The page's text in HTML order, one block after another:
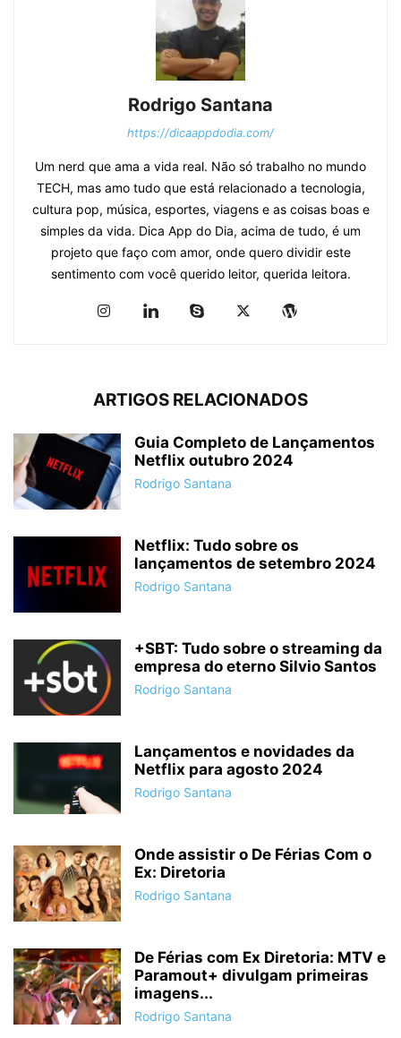
Rodrigo Santana
https://dicaappdodia.com/
Um nerd que ama a vida real. Não só trabalho no mundo
TECH, mas amo tudo que está relacionado a tecnologia,
cultura pop, música, esportes, viagens e as coisas boas e
simples da vida. Dica App do Dia, acima de tudo, é um
projeto que faço com amor, onde quero dividir este
sentimento com você querido leitor, querida leitora.
ARTIGOS RELACIONADOS
Guia Completo de Lançamentos
Netflix outubro 2024
Rodrigo Santana
Netflix: Tudo sobre os
lançamentos de setembro 2024
Rodrigo Santana
+SBT: Tudo sobre o streaming da
empresa do eterno Silvio Santos
Rodrigo Santana
Lançamentos e novidades da
Netflix para agosto 2024
Rodrigo Santana
Onde assistir o De Férias Com o
Ex: Diretoria
Rodrigo Santana
De Férias com Ex Diretoria: MTV e
Paramout+ divulgam primeiras
imagens...
Rodrigo Santana